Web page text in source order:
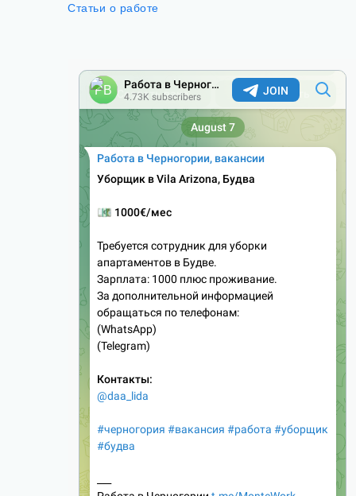
Статьи о работе